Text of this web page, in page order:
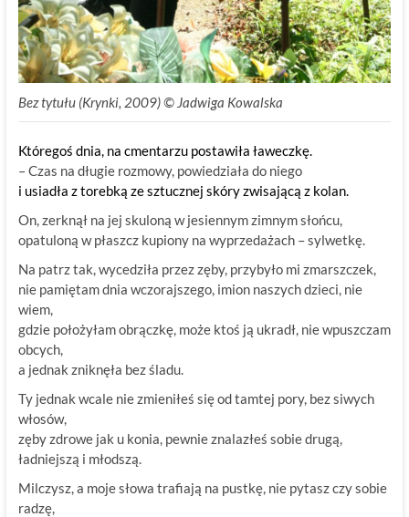
Bez tytułu (Krynki, 2009) © Jadwiga Kowalska
Któregoś dnia, na cmentarzu postawiła ławeczkę.
– Czas na długie rozmowy, powiedziała do niego
i usiadła z torebką ze sztucznej skóry zwisającą z kolan.
On, zerknął na jej skuloną w jesiennym zimnym słońcu,
opatuloną w płaszcz kupiony na wyprzedażach – sylwetkę.
Na patrz tak, wycedziła przez zęby, przybyło mi zmarszczek,
nie pamiętam dnia wczorajszego, imion naszych dzieci, nie
wiem,
gdzie położyłam obrączkę, może ktoś ją ukradł, nie wpuszczam
obcych,
a jednak zniknęła bez śladu.
Ty jednak wcale nie zmieniłeś się od tamtej pory, bez siwych
włosów,
zęby zdrowe jak u konia, pewnie znalazłeś sobie drugą,
ładniejszą i młodszą.
Milczysz, a moje słowa trafiają na pustkę, nie pytasz czy sobie
radzę,